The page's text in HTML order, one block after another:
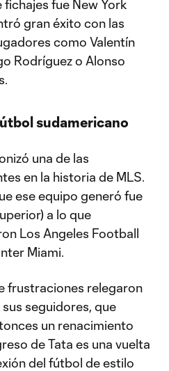
fue New York
gran éxito con las
como Valentín
Rodríguez o Alonso
sudamericano
una de las
en la historia de MLS.
ese equipo generó fue
a lo que
Los Angeles Football
Miami.
frustraciones relegaron
seguidores, que
un renacimiento
de Tata es una vuelta
del fútbol de estilo